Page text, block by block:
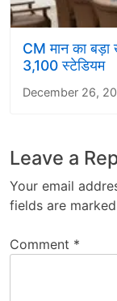
CM मान का
3,100 स्टेडियम
December 26,
Leave a
Your email
fields are marked
Comment *